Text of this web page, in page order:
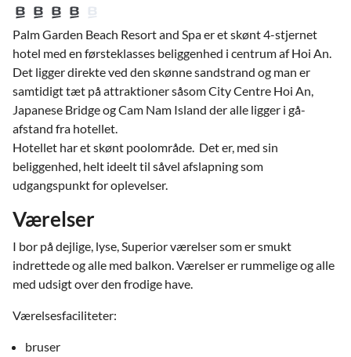
Palm Garden Beach Resort and Spa er et skønt 4-stjernet
hotel med en førsteklasses beliggenhed i centrum af Hoi An.
Det ligger direkte ved den skønne sandstrand og man er
samtidigt tæt på attraktioner såsom City Centre Hoi An,
Japanese Bridge og Cam Nam Island der alle ligger i gå-
afstand fra hotellet.
Hotellet har et skønt poolområde. Det er, med sin
beliggenhed, helt ideelt til såvel afslapning som
udgangspunkt for oplevelser.
Værelser
I bor på dejlige, lyse, Superior værelser som er smukt
indrettede og alle med balkon. Værelser er rummelige og alle
med udsigt over den frodige have.
Værelsesfaciliteter:
bruser